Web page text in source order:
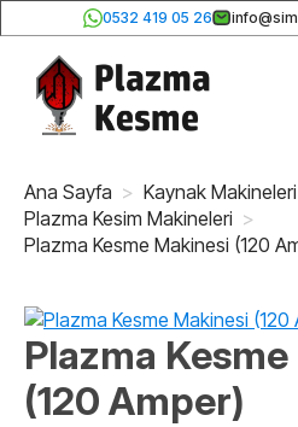
0532 419 05 26
Ana Sayfa
Kaynak Makineleri
Plazma Kesim Makineleri
Plazma Kesme Makinesi (120
Plazma
(120 Amper)